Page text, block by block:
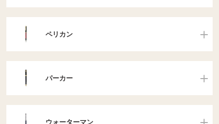
ペリカン
パーカー
ウォーターマン